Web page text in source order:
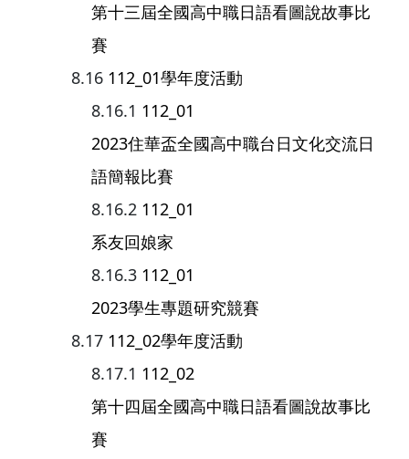
第十三屆全國高中職日語看圖說故事比
賽
112_01學年度活動
112_01
2023住華盃全國高中職台日文化交流日
語簡報比賽
112_01
系友回娘家
112_01
2023學生專題研究競賽
112_02學年度活動
112_02
第十四屆全國高中職日語看圖說故事比
賽